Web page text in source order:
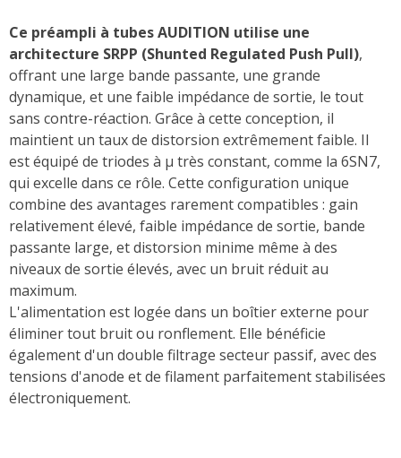
Ce préampli à tubes AUDITION utilise une
architecture SRPP (Shunted Regulated Push Pull),
offrant une large bande passante, une grande
dynamique, et une faible impédance de sortie, le tout
sans contre-réaction. Grâce à cette conception, il
maintient un taux de distorsion extrêmement faible. Il
est équipé de triodes à µ très constant, comme la 6SN7,
qui excelle dans ce rôle. Cette configuration unique
combine des avantages rarement compatibles : gain
relativement élevé, faible impédance de sortie, bande
passante large, et distorsion minime même à des
niveaux de sortie élevés, avec un bruit réduit au
maximum.
L'alimentation est logée dans un boîtier externe pour
éliminer tout bruit ou ronflement. Elle bénéficie
également d'un double filtrage secteur passif, avec des
tensions d'anode et de filament parfaitement stabilisées
électroniquement.